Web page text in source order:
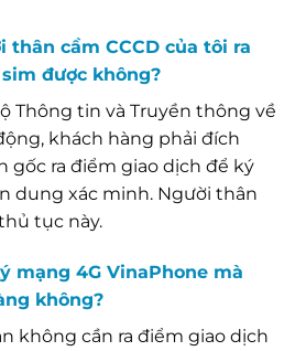
thân cầm CCCD của tôi ra
được không?
Thông tin và Truyền thông về
khách hàng phải đích
gốc ra điểm giao dịch để ký
dung xác minh. Người thân
tục này.
mạng 4G VinaPhone mà
không?
không cần ra điểm giao dịch